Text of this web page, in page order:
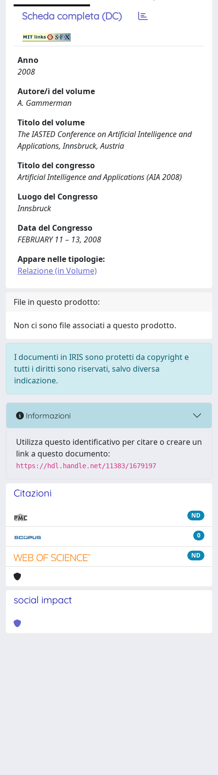
Scheda completa (DC)
Anno
2008
Autore/i del volume
A. Gammerman
Titolo del volume
The IASTED Conference on Artificial Intelligence and
Applications, Innsbruck, Austria
Titolo del congresso
Artificial Intelligence and Applications (AIA 2008)
Luogo del Congresso
Innsbruck
Data del Congresso
FEBRUARY 11 – 13, 2008
Appare nelle tipologie:
Relazione (in Volume)
File in questo prodotto:
Non ci sono file associati a questo prodotto.
I documenti in IRIS sono protetti da copyright e
tutti i diritti sono riservati, salvo diversa
indicazione.
Informazioni
Utilizza questo identificativo per citare o creare un
link a questo documento:
https://hdl.handle.net/11383/1679197
Citazioni
ND
0
ND
social impact